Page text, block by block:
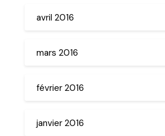
avril 2016
mars 2016
février 2016
janvier 2016